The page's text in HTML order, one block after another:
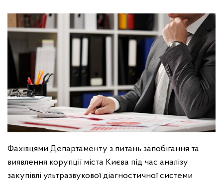
Фахівцями Департаменту з питань запобігання та
виявлення корупції міста Києва під час аналізу
закупівлі ультразвукової діагностичної системи